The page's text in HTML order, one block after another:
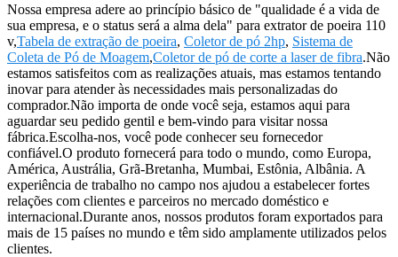
Nossa empresa adere ao princípio básico de "qualidade é a vida de
sua empresa, e o status será a alma dela" para extrator de poeira 110
v,Tabela de extração de poeira, Coletor de pó 2hp, Sistema de
Coleta de Pó de Moagem,Coletor de pó de corte a laser de fibra.Não
estamos satisfeitos com as realizações atuais, mas estamos tentando
inovar para atender às necessidades mais personalizadas do
comprador.Não importa de onde você seja, estamos aqui para
aguardar seu pedido gentil e bem-vindo para visitar nossa
fábrica.Escolha-nos, você pode conhecer seu fornecedor
confiável.O produto fornecerá para todo o mundo, como Europa,
América, Austrália, Grã-Bretanha, Mumbai, Estônia, Albânia. A
experiência de trabalho no campo nos ajudou a estabelecer fortes
relações com clientes e parceiros no mercado doméstico e
internacional.Durante anos, nossos produtos foram exportados para
mais de 15 países no mundo e têm sido amplamente utilizados pelos
clientes.